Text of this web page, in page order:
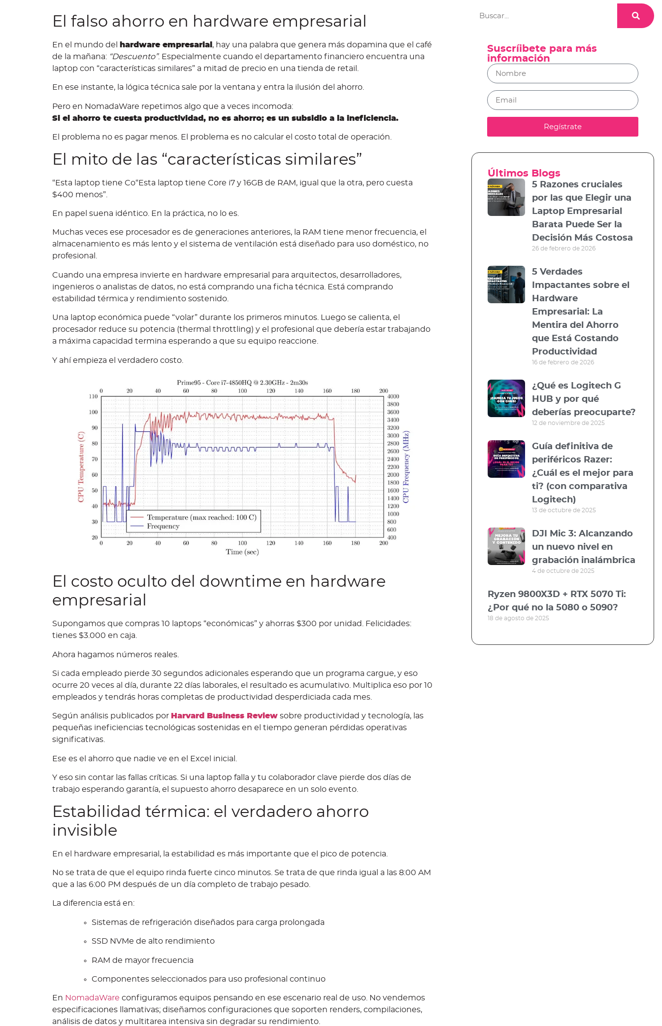
El falso ahorro en hardware empresarial
En el mundo del hardware empresarial , hay una palabra que genera más dopamina que el café
de la mañana: “Descuento”. Especialmente cuando el departamento financiero encuentra una
laptop con “características similares” a mitad de precio en una tienda de retail.
En ese instante, la lógica técnica sale por la ventana y entra la ilusión del ahorro.
Pero en NomadaWare repetimos algo que a veces incomoda:
Si el ahorro te cuesta productividad, no es ahorro; es un subsidio a la ineficiencia.
El problema no es pagar menos. El problema es no calcular el costo total de operación.
El mito de las “características similares”
“Esta laptop tiene Co“Esta laptop tiene Core i7 y 16GB de RAM, igual que la otra, pero cuesta
$400 menos”.
En papel suena idéntico. En la práctica, no lo es.
Muchas veces ese procesador es de generaciones anteriores, la RAM tiene menor frecuencia, el
almacenamiento es más lento y el sistema de ventilación está diseñado para uso doméstico, no
profesional.
Cuando una empresa invierte en hardware empresarial para arquitectos, desarrolladores,
ingenieros o analistas de datos, no está comprando una ficha técnica. Está comprando
estabilidad térmica y rendimiento sostenido.
Una laptop económica puede “volar” durante los primeros minutos. Luego se calienta, el
procesador reduce su potencia (thermal throttling) y el profesional que debería estar trabajando
a máxima capacidad termina esperando a que su equipo reaccione.
Y ahí empieza el verdadero costo.
El costo oculto del downtime en hardware
empresarial
Supongamos que compras 10 laptops “económicas” y ahorras $300 por unidad. Felicidades:
tienes $3.000 en caja.
Ahora hagamos números reales.
Si cada empleado pierde 30 segundos adicionales esperando que un programa cargue, y eso
ocurre 20 veces al día, durante 22 días laborales, el resultado es acumulativo. Multiplica eso por 10
empleados y tendrás horas completas de productividad desperdiciada cada mes.
Según análisis publicados por Harvard Business Review sobre productividad y tecnología, las
pequeñas ineficiencias tecnológicas sostenidas en el tiempo generan pérdidas operativas
significativas.
Ese es el ahorro que nadie ve en el Excel inicial.
Y eso sin contar las fallas críticas. Si una laptop falla y tu colaborador clave pierde dos días de
trabajo esperando garantía, el supuesto ahorro desaparece en un solo evento.
Estabilidad térmica: el verdadero ahorro
invisible
En el hardware empresarial, la estabilidad es más importante que el pico de potencia.
No se trata de que el equipo rinda fuerte cinco minutos. Se trata de que rinda igual a las 8:00 AM
que a las 6:00 PM después de un día completo de trabajo pesado.
La diferencia está en:
Sistemas de refrigeración diseñados para carga prolongada
SSD NVMe de alto rendimiento
RAM de mayor frecuencia
Componentes seleccionados para uso profesional continuo
En NomadaWare configuramos equipos pensando en ese escenario real de uso. No vendemos
especificaciones llamativas; diseñamos configuraciones que soporten renders, compilaciones,
análisis de datos y multitarea intensiva sin degradar su rendimiento.
Suscríibete para más
información
Regístrate
Últimos Blogs
5 Razones cruciales
por las que Elegir una
Laptop Empresarial
Barata Puede Ser la
Decisión Más Costosa
26 de febrero de 2026
5 Verdades
Impactantes sobre el
Hardware
Empresarial: La
Mentira del Ahorro
que Está Costando
Productividad
16 de febrero de 2026
¿Qué es Logitech G
HUB y por qué
deberías preocuparte?
12 de noviembre de 2025
Guía definitiva de
periféricos Razer:
¿Cuál es el mejor para
ti? (con comparativa
Logitech)
13 de octubre de 2025
DJI Mic 3: Alcanzando
un nuevo nivel en
grabación inalámbrica
4 de octubre de 2025
Ryzen 9800X3D + RTX 5070 Ti:
¿Por qué no la 5080 o 5090?
18 de agosto de 2025